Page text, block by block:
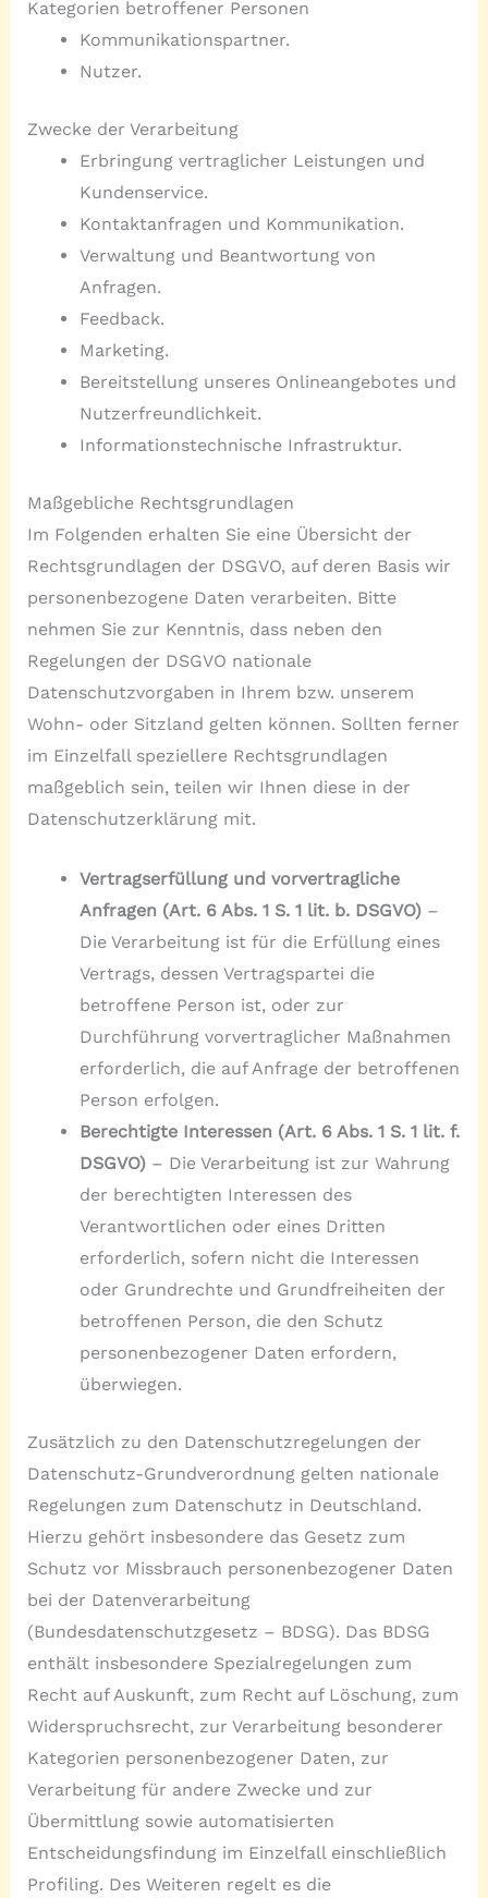
Kategorien betroffener Personen
Kommunikationspartner.
Nutzer.
Zwecke der Verarbeitung
Erbringung vertraglicher Leistungen und
Kundenservice.
Kontaktanfragen und Kommunikation.
Verwaltung und Beantwortung von
Anfragen.
Feedback.
Marketing.
Bereitstellung unseres Onlineangebotes und
Nutzerfreundlichkeit.
Informationstechnische Infrastruktur.
Maßgebliche Rechtsgrundlagen
Im Folgenden erhalten Sie eine Übersicht der
Rechtsgrundlagen der DSGVO, auf deren Basis wir
personenbezogene Daten verarbeiten. Bitte
nehmen Sie zur Kenntnis, dass neben den
Regelungen der DSGVO nationale
Datenschutzvorgaben in Ihrem bzw. unserem
Wohn- oder Sitzland gelten können. Sollten ferner
im Einzelfall speziellere Rechtsgrundlagen
maßgeblich sein, teilen wir Ihnen diese in der
Datenschutzerklärung mit.
Vertragserfüllung und vorvertragliche
Anfragen (Art. 6 Abs. 1 S. 1 lit. b. DSGVO)–
Die Verarbeitung ist für die Erfüllung eines
Vertrags, dessen Vertragspartei die
betroffene Person ist, oder zur
Durchführung vorvertraglicher Maßnahmen
erforderlich, die auf Anfrage der betroffenen
Person erfolgen.
Berechtigte Interessen (Art. 6 Abs. 1 S. 1 lit. f.
DSGVO)– Die Verarbeitung ist zur Wahrung
der berechtigten Interessen des
Verantwortlichen oder eines Dritten
erforderlich, sofern nicht die Interessen
oder Grundrechte und Grundfreiheiten der
betroffenen Person, die den Schutz
personenbezogener Daten erfordern,
überwiegen.
Zusätzlich zu den Datenschutzregelungen der
Datenschutz-Grundverordnung gelten nationale
Regelungen zum Datenschutz in Deutschland.
Hierzu gehört insbesondere das Gesetz zum
Schutz vor Missbrauch personenbezogener Daten
bei der Datenverarbeitung
(Bundesdatenschutzgesetz – BDSG). Das BDSG
enthält insbesondere Spezialregelungen zum
Recht auf Auskunft, zum Recht auf Löschung, zum
Widerspruchsrecht, zur Verarbeitung besonderer
Kategorien personenbezogener Daten, zur
Verarbeitung für andere Zwecke und zur
Übermittlung sowie automatisierten
Entscheidungsfindung im Einzelfall einschließlich
Profiling. Des Weiteren regelt es die